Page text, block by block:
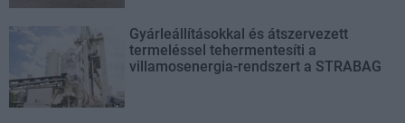
Gyárleállításokkal és átszervezett
termeléssel tehermentesíti a
villamosenergia-rendszert a STRABAG